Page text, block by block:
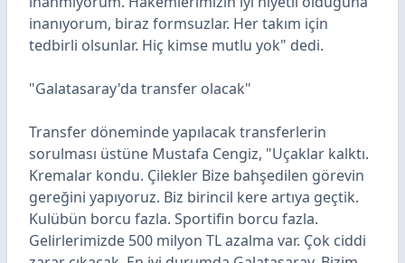
inanıyorum, biraz formsuzlar. Her takım için
tedbirli olsunlar. Hiç kimse mutlu yok" dedi.
"Galatasaray'da transfer olacak"
Transfer döneminde yapılacak transferlerin
sorulması üstüne Mustafa Cengiz, "Uçaklar kalktı.
Kremalar kondu. Çilekler Bize bahşedilen görevin
gereğini yapıyoruz. Biz birincil kere artıya geçtik.
Kulübün borcu fazla. Sportifin borcu fazla.
Gelirlerimizde 500 milyon TL azalma var. Çok ciddi